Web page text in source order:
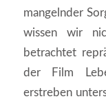
mangelnder
wissen wir
betrachtet
der Film
erstreben